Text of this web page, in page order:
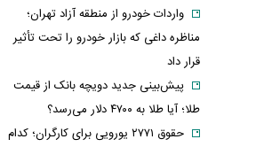
واردات خودرو از منطقه آزاد تهران؛
مناظره داغی که بازار خودرو را تحت تأثیر
قرار داد
پیش‌بینی جدید دویچه‌ بانک از قیمت
طلا؛ آیا طلا به ۴۷۰۰ دلار می‌رسد؟
حقوق ۲۷۷۱ یورویی برای کارگران؛ کدام